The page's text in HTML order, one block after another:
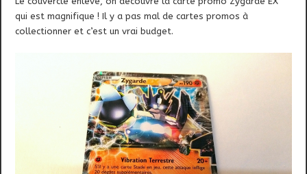
qui est magnifique ! Il y a pas mal de cartes promos à
collectionner et c’est un vrai budget.